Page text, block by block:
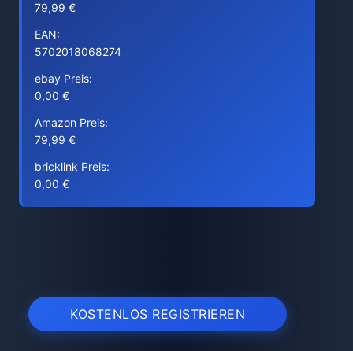
79,99 €
EAN:
5702018068274
ebay Preis:
0,00 €
Amazon Preis:
79,99 €
bricklink Preis:
0,00 €
KOSTENLOS REGISTRIEREN